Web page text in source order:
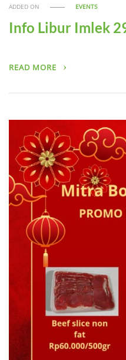
ADDED ON EVENTS
Info Libur Imlek
READ MORE